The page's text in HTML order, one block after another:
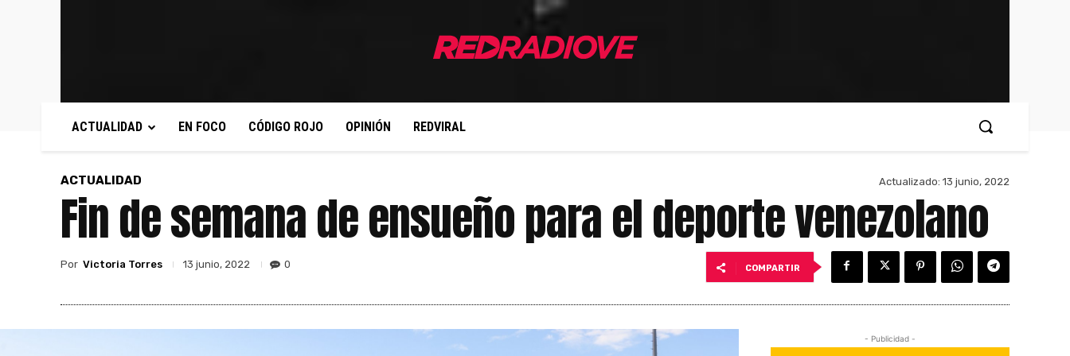
ACTUALIDAD EN FOCO CÓDIGO ROJO OPINIÓN REDVIRAL
ACTUALIDAD Actualizado: 13 junio, 2022
Fin de semana de ensueño para el deporte venezolano
Por Victoria Torres 13 junio, 2022 0 COMPARTIR
- Publicidad -